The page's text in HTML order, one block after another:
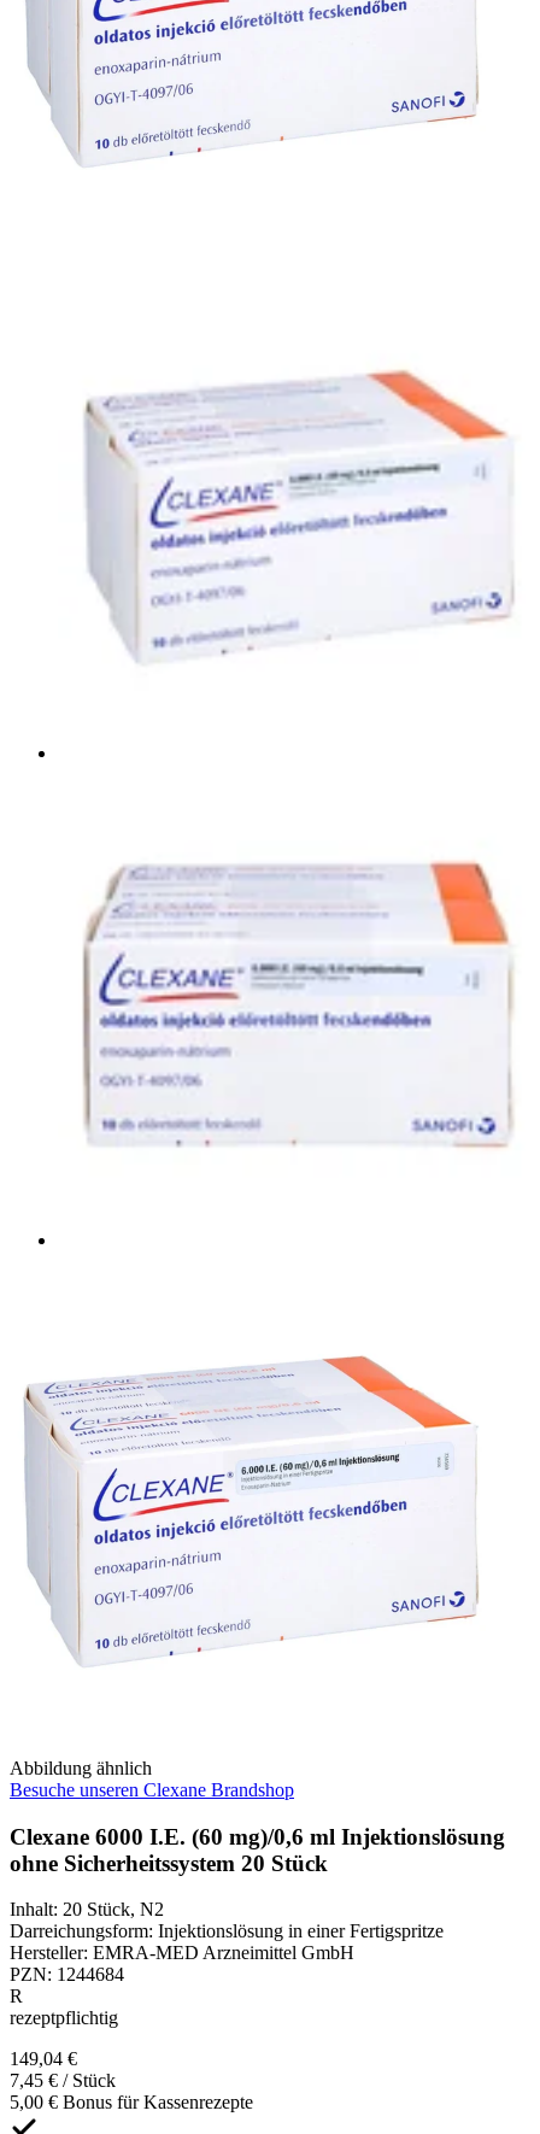
Abbildung ähnlich
Besuche unseren Clexane Brandshop
Clexane 6000 I.E. (60 mg)/0,6 ml Injektionslösung
ohne Sicherheitssystem 20 Stück
Inhalt: 20 Stück, N2
Darreichungsform: Injektionslösung in einer Fertigspritze
Hersteller: EMRA-MED Arzneimittel GmbH
PZN: 1244684
R
rezeptpflichtig
149,04 €
7,45 € / Stück
5,00 € Bonus für Kassenrezepte